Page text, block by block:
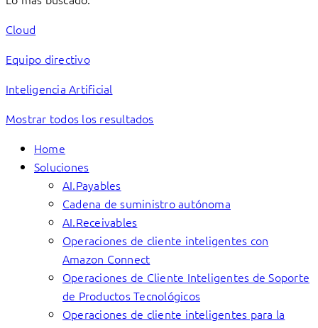
Cloud
Equipo directivo
Inteligencia Artificial
Mostrar todos los resultados
Home
Soluciones
AI.Payables
Cadena de suministro autónoma
AI.Receivables
Operaciones de cliente inteligentes con
Amazon Connect
Operaciones de Cliente Inteligentes de Soporte
de Productos Tecnológicos
Operaciones de cliente inteligentes para la